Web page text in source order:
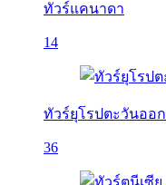
ทัวร์แคนาดา
14
ทัวร์ยุโรปตะวันออก
36